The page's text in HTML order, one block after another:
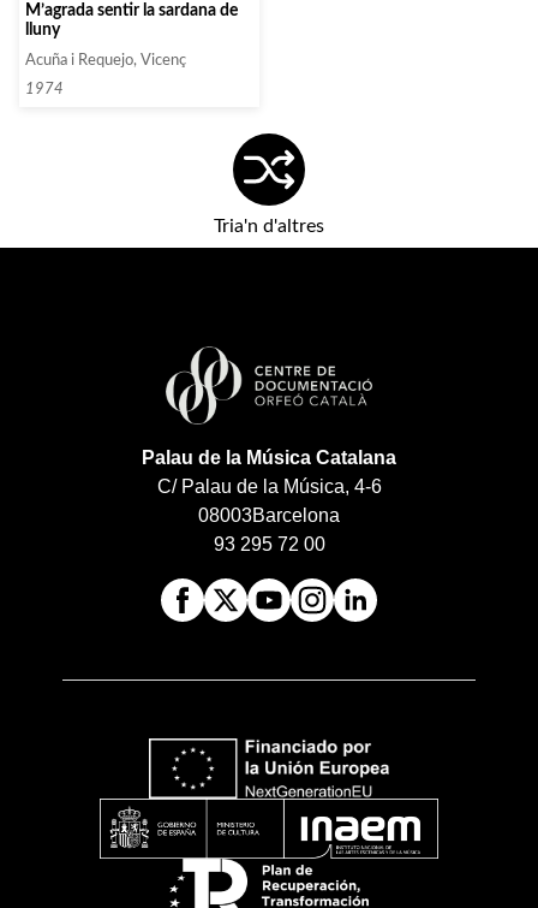
M’agrada sentir la sardana de
lluny
Acuña i Requejo, Vicenç
1974
Tria'n d'altres
Palau de la Música Catalana
C/ Palau de la Música, 4-6
08003Barcelona
93 295 72 00